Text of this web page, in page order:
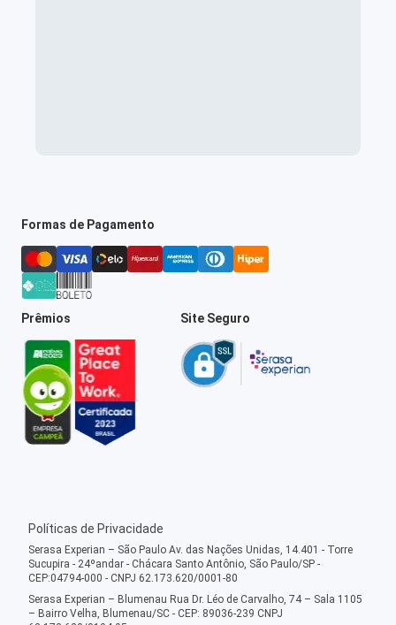
Formas de Pagamento
Prêmios Site Seguro
Políticas de Privacidade
Serasa Experian – São Paulo Av. das Nações Unidas, 14.401 - Torre
Sucupira - 24ºandar - Chácara Santo Antônio, São Paulo/SP -
CEP:04794-000 - CNPJ 62.173.620/0001-80
Serasa Experian – Blumenau Rua Dr. Léo de Carvalho, 74 – Sala 1105
– Bairro Velha, Blumenau/SC - CEP: 89036-239 CNPJ